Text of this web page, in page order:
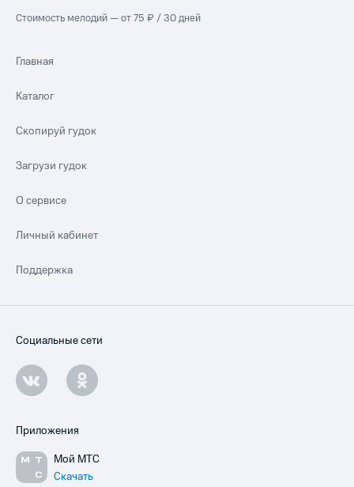
Стоимость мелодий — от 75 ₽ / 30 дней
Главная
Каталог
Скопируй гудок
Загрузи гудок
О сервисе
Личный кабинет
Поддержка
Социальные сети
Приложения
Мой МТС
Скачать